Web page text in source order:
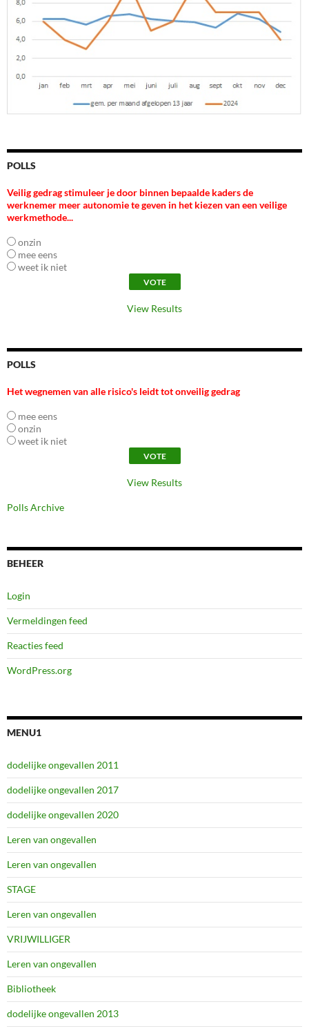
POLLS
Veilig gedrag stimuleer je door binnen bepaalde kaders de
werknemer meer autonomie te geven in het kiezen van een veilige
werkmethode...
onzin
mee eens
weet ik niet
View Results
POLLS
Het wegnemen van alle risico's leidt tot onveilig gedrag
mee eens
onzin
weet ik niet
View Results
Polls Archive
BEHEER
Login
Vermeldingen feed
Reacties feed
WordPress.org
MENU1
dodelijke ongevallen 2011
dodelijke ongevallen 2017
dodelijke ongevallen 2020
Leren van ongevallen
Leren van ongevallen
STAGE
Leren van ongevallen
VRIJWILLIGER
Leren van ongevallen
Bibliotheek
dodelijke ongevallen 2013